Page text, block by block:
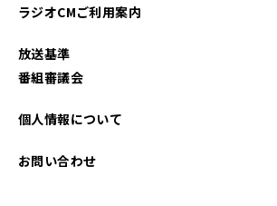
ラジオCMご利用案内
放送基準
番組審議会
個人情報について
お問い合わせ